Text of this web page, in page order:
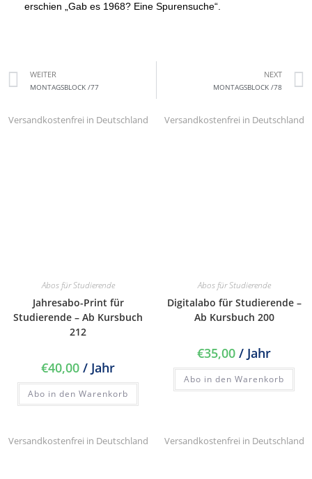
erschien „Gab es 1968? Eine Spuren­suche“.
WEITER
MONTAGSBLOCK /77
NEXT
MONTAGSBLOCK /78
Versandkostenfrei in Deutschland
Abos für Studierende
Jahresabo-Print für
Studierende – Ab Kursbuch
212
€40,00 / Jahr
Abo in den Warenkorb
Versandkostenfrei in Deutschland
Abos für Studierende
Digitalabo für Studierende –
Ab Kursbuch 200
€35,00 / Jahr
Abo in den Warenkorb
Versandkostenfrei in Deutschland Versandkostenfrei in Deutschland